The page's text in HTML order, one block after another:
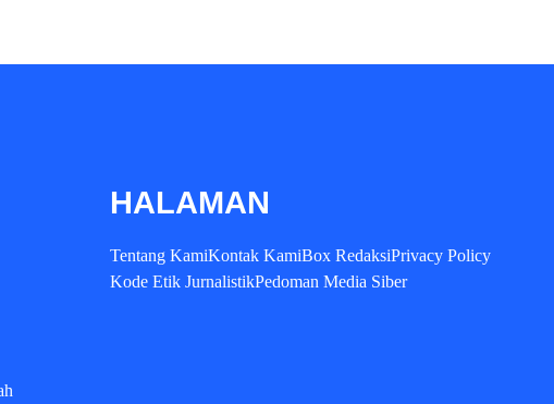
HALAMAN
Tentang KamiKontak KamiBox RedaksiPrivacy Policy
Kode Etik JurnalistikPedoman Media Siber